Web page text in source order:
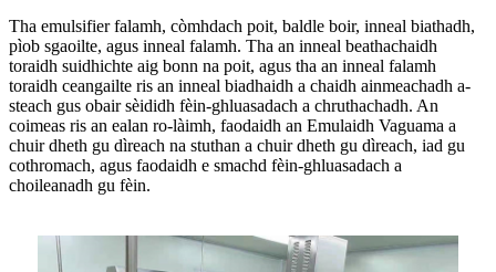
Tha emulsifier falamh, còmhdach poit, baldle boir, inneal biathadh,
pìob sgaoilte, agus inneal falamh. Tha an inneal beathachaidh
toraidh suidhichte aig bonn na poit, agus tha an inneal falamh
toraidh ceangailte ris an inneal biadhaidh a chaidh ainmeachadh a-
steach gus obair sèididh fèin-ghluasadach a chruthachadh. An
coimeas ris an ealan ro-làimh, faodaidh an Emulaidh Vaguama a
chuir dheth gu dìreach na stuthan a chuir dheth gu dìreach, iad gu
cothromach, agus faodaidh e smachd fèin-ghluasadach a
choileanadh gu fèin.